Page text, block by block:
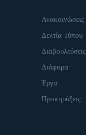
Ανακοινώσεις
Δελτία Τύπου
Διαβουλεύσεις
Διάφορα
Έργα
Προκηρύξεις